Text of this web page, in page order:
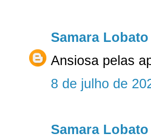
Samara Lobato
Ansiosa pelas
8 de julho de
Samara Lobato